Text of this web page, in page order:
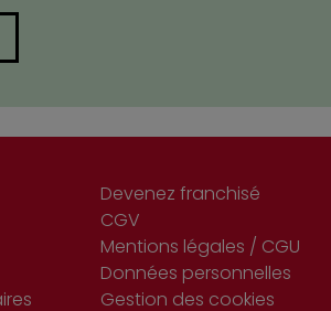
Devenez franchisé
CGV
Mentions légales / CGU
Données personnelles
Gestion des cookies